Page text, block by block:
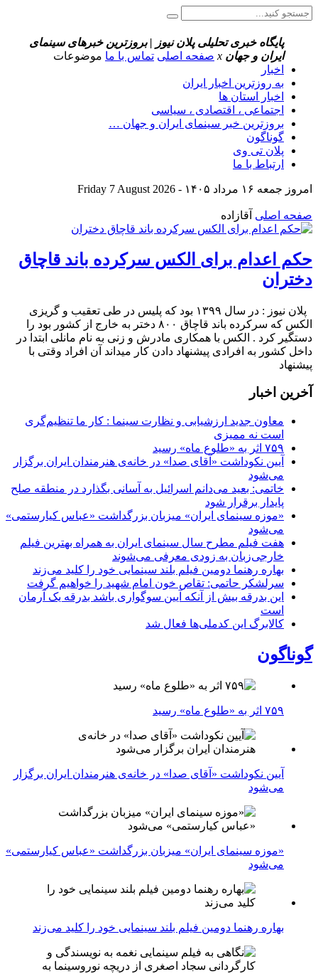
پایگاه خبری تحلیلی پلان نیوز | بروزترین خبرهای سینمای
ایران و جهان x صفحه اصلی تماس با ما موضوعات
اخبار
به روزترین اخبار ایران
اخبار استان ها
اجتماعی ، اقتصادی ، سیاسی
بروزترین خبر سینمای ایران و جهان …
گوناگون
پلان تی وی
ارتباط با ما
امروز جمعه ۱۶ مرداد ۱۴۰۵ - Friday 7 August 2026
صفحه اصلی آقازاده
حکم اعدام برای الکس سرکرده باند قاچاق
دختران
پلان نیوز : در سال ۱۳۹۹ بود که پلیس در طی تعقیب و گریزی
الکس که سرکرده باند قاچاق ۸۰۰ دختر به خارج از کشور بود را
دستگیر کرد . الکس با همکاری مادرش و زنی به نام مانلی ابتدا در
داخل کشور به افرادی پیشنهاد دادن کار میداند آن افراد وقتی با
پیشنهاد
آخرین اخبار
معاون جدید ارزشیابی و نظارت سینما : کار ما تنظیم‌گری
است نه ممیزی
۷۵۹ اثر به «طلوع ماه» رسید
آیین نکوداشت «آقای صدا» در خانه‌ی هنرمندان ایران برگزار
می‌شود
خاتمی: بعید می‌دانم اسرائیل به آسانی بگذارد در منطقه صلح
پایدار برقرار شود
«موزه سینمای ایران» میزبان بزرگداشت «عباس کیارستمی»
می‌شود
هفت فیلم مطرح سال سینمای ایران به همراه بهترین فیلم
خارجی‌زبان به زودی معرفی می‌شوند
بهاره رهنما دومین فیلم بلند سینمایی خود را کلید می‌زند
سرلشکر حاتمی: تقاص خون امام شهید را خواهیم گرفت
این بدرقه بیش از آنکه آیین سوگواری باشد بدرقه یک آرمان
است
کالابرگ این کدملی‌ها فعال شد
گوناگون
۷۵۹ اثر به «طلوع ماه» رسید
آیین نکوداشت «آقای صدا» در خانه‌ی هنرمندان ایران برگزار
می‌شود
«موزه سینمای ایران» میزبان بزرگداشت «عباس کیارستمی»
می‌شود
بهاره رهنما دومین فیلم بلند سینمایی خود را کلید می‌زند